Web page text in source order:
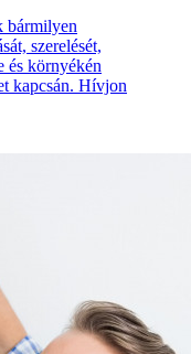
bármilyen
szerelését,
és környékén
kapcsán. Hívjon